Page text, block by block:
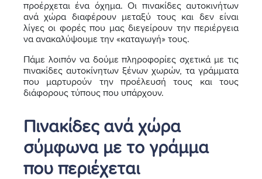
προέρχεται ένα όχημα. Οι πινακίδες αυτοκινήτων
ανά χώρα διαφέρουν μεταξύ τους και δεν είναι
λίγες οι φορές που μας διεγείρουν την περιέργεια
να ανακαλύψουμε την «καταγωγή» τους.
Πάμε λοιπόν να δούμε πληροφορίες σχετικά με τις
πινακίδες αυτοκίνητων ξένων χωρών, τα γράμματα
που μαρτυρούν την προέλευσή τους και τους
διάφορους τύπους που υπάρχουν.
Πινακίδες ανά χώρα
σύμφωνα με το γράμμα
που περιέχεται